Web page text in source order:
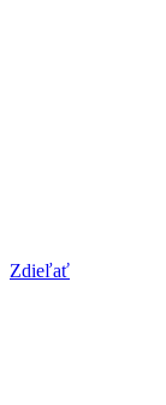
Zdieľať